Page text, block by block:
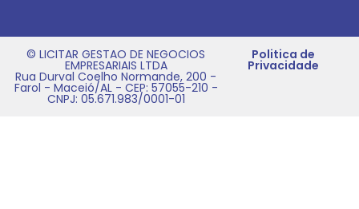
© LICITAR GESTAO DE NEGOCIOS
EMPRESARIAIS LTDA
Rua Durval Coelho Normande, 200 -
Farol - Maceió/AL - CEP: 57055-210 -
CNPJ: 05.671.983/0001-01
Politica de
Privacidade